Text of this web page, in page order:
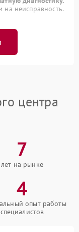
неисправность.
центра
7
лет на рынке
4
опыт работы
специалистов